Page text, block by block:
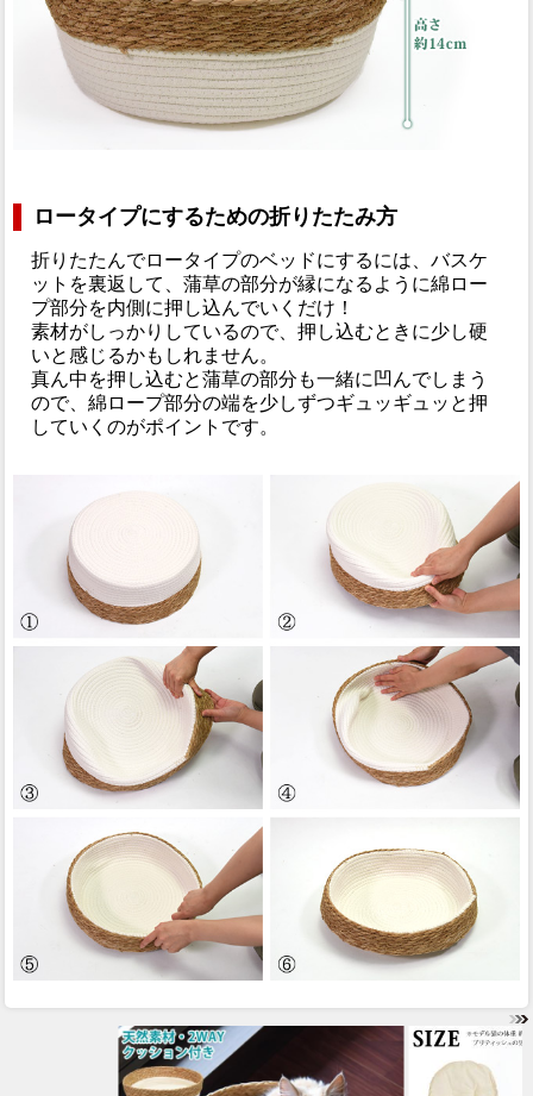
ロータイプにするための折りたたみ方
折りたたんでロータイプのベッドにするには、バスケ
ットを裏返して、蒲草の部分が縁になるように綿ロー
プ部分を内側に押し込んでいくだけ！
素材がしっかりしているので、押し込むときに少し硬
いと感じるかもしれません。
真ん中を押し込むと蒲草の部分も一緒に凹んでしまう
ので、綿ロープ部分の端を少しずつギュッギュッと押
していくのがポイントです。